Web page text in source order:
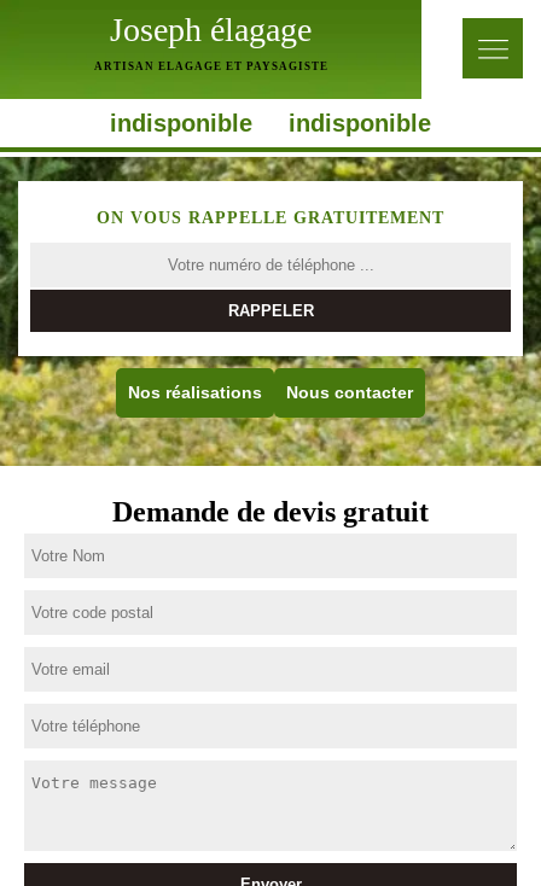
Joseph élagage
ARTISAN ELAGAGE ET PAYSAGISTE
indisponible indisponible
ON VOUS RAPPELLE GRATUITEMENT
Nos réalisations Nous contacter
Demande de devis gratuit